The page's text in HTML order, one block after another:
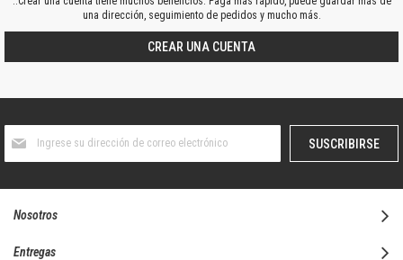
una dirección, seguimiento de pedidos y mucho más.
CREAR UNA CUENTA
boletín
SUSCRIBIRSE
Nosotros
Entregas